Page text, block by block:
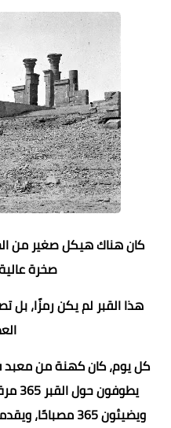
كان هناك هيكل صغير من
صخرة
هذا القبر لم يكن رمزًا، بل
كل يوم، كان كهنة من معبد
ويضيئون 365 مصباحًا، ويقدمون 365 إبريقًا من اللبن. لماذا؟